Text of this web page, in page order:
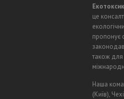
це
пропонує
також для
Наша
(Київ),